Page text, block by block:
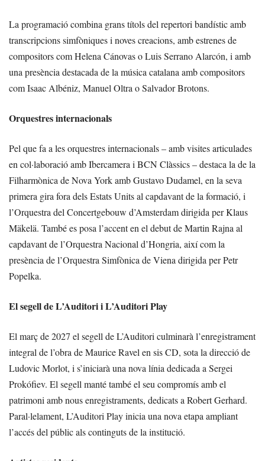
La programació combina grans títols del repertori bandístic amb
transcripcions simfòniques i noves creacions, amb estrenes de
compositors com Helena Cánovas o Luis Serrano Alarcón, i amb
una presència destacada de la música catalana amb compositors
com Isaac Albéniz, Manuel Oltra o Salvador Brotons.
Orquestres internacionals
Pel que fa a les orquestres internacionals – amb visites articulades
en col·laboració amb Ibercamera i BCN Clàssics – destaca la de la
Filharmònica de Nova York amb Gustavo Dudamel, en la seva
primera gira fora dels Estats Units al capdavant de la formació, i
l’Orquestra del Concertgebouw d’Amsterdam dirigida per Klaus
Mäkelä. També es posa l’accent en el debut de Martin Rajna al
capdavant de l’Orquestra Nacional d’Hongria, així com la
presència de l’Orquestra Simfònica de Viena dirigida per Petr
Popelka.
El segell de L’Auditori i L’Auditori Play
El març de 2027 el segell de L’Auditori culminarà l’enregistrament
integral de l’obra de Maurice Ravel en sis CD, sota la direcció de
Ludovic Morlot, i s’iniciarà una nova línia dedicada a Sergei
Prokófiev. El segell manté també el seu compromís amb el
patrimoni amb nous enregistraments, dedicats a Robert Gerhard.
Paral·lelament, L’Auditori Play inicia una nova etapa ampliant
l’accés del públic als continguts de la institució.